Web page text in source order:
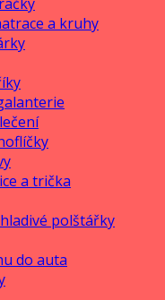
a kruhy
a trička
polštářky
do auta